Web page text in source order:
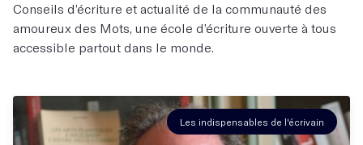
Conseils d’écriture et actualité de la communauté des
amoureux des Mots, une école d’écriture ouverte à tous
accessible partout dans le monde.
Les indispensables de l'écrivain